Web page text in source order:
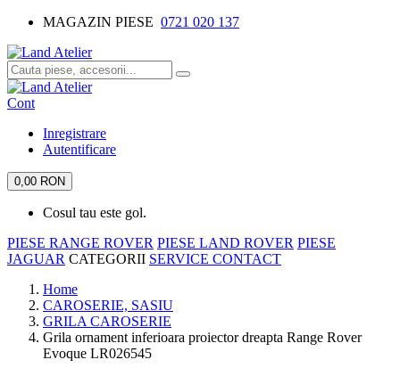
MAGAZIN PIESE 0721 020 137
Cont
Inregistrare
Autentificare
0,00 RON
Cosul tau este gol.
PIESE RANGE ROVER PIESE LAND ROVER PIESE
JAGUAR CATEGORII SERVICE CONTACT
Home
CAROSERIE, SASIU
GRILA CAROSERIE
Grila ornament inferioara proiector dreapta Range Rover
Evoque LR026545